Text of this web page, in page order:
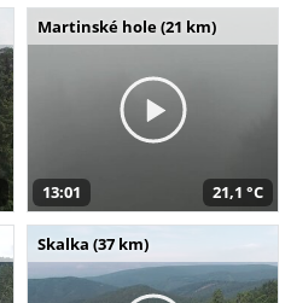
Martinské hole (21 km)
13:01 21,1 °C
Skalka (37 km)